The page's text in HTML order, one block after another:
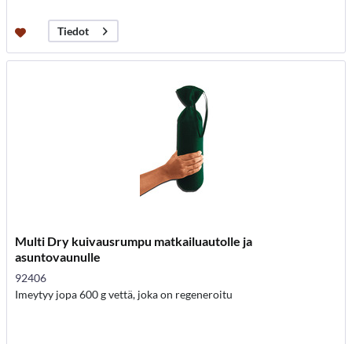
Tiedot
Multi Dry kuivausrumpu matkailuautolle ja
asuntovaunulle
92406
Imeytyy jopa 600 g vettä, joka on regeneroitu